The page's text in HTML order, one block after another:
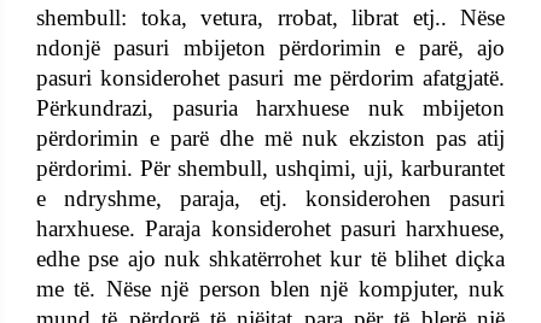
shembull: toka, vetura, rrobat, librat etj.. Nëse
ndonjë pasuri mbijeton përdorimin e parë, ajo
pasuri konsiderohet pasuri me përdorim afatgjatë.
Përkundrazi, pasuria harxhuese nuk mbijeton
përdorimin e parë dhe më nuk ekziston pas atij
përdorimi. Për shembull, ushqimi, uji, karburantet
e ndryshme, paraja, etj. konsiderohen pasuri
harxhuese. Paraja konsiderohet pasuri harxhuese,
edhe pse ajo nuk shkatërrohet kur të blihet diçka
me të. Nëse një person blen një kompjuter, nuk